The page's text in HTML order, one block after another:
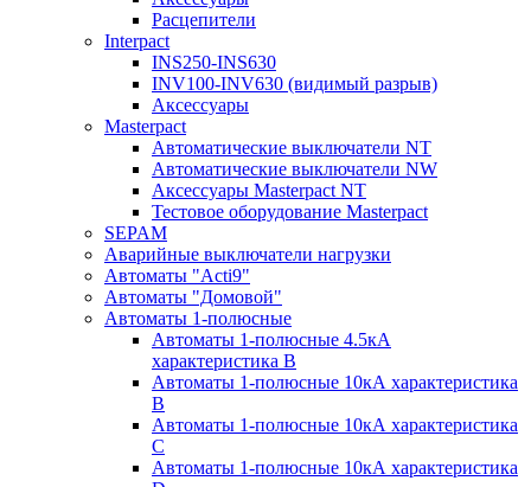
Расцепители
Interpact
INS250-INS630
INV100-INV630 (видимый разрыв)
Аксессуары
Masterpact
Автоматические выключатели NT
Автоматические выключатели NW
Аксессуары Masterpact NT
Тестовое оборудование Masterpact
SEPAM
Аварийные выключатели нагрузки
Автоматы "Acti9"
Автоматы "Домовой"
Автоматы 1-полюсные
Автоматы 1-полюсные 4.5кА
характеристика В
Автоматы 1-полюсные 10кА характеристика
B
Автоматы 1-полюсные 10кА характеристика
C
Автоматы 1-полюсные 10кА характеристика